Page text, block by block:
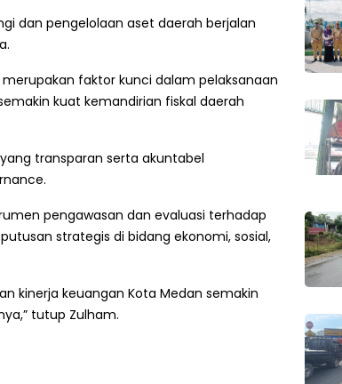
dan pengelolaan aset daerah berjalan
faktor kunci dalam pelaksanaan
kuat kemandirian fiskal daerah
transparan serta akuntabel
pengawasan dan evaluasi terhadap
strategis di bidang ekonomi, sosial,
kinerja keuangan Kota Medan semakin
tutup Zulham.